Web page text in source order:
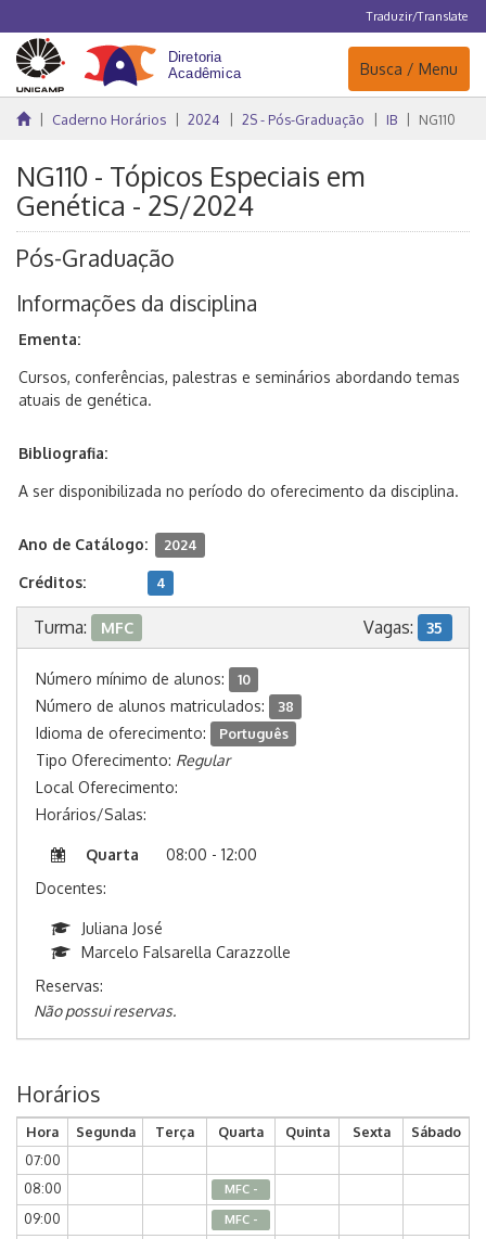
Traduzir/Translate
Navegação
Busca / Menu
Caderno Horários 2024 2S - Pós-Graduação IB NG110
NG110 - Tópicos Especiais em
Genética - 2S/2024
Pós-Graduação
Informações da disciplina
Ementa:
Cursos, conferências, palestras e seminários abordando temas
atuais de genética.
Bibliografia:
A ser disponibilizada no período do oferecimento da disciplina.
Ano de Catálogo: 2024
Créditos: 4
Turma: MFC Vagas: 35
Número mínimo de alunos: 10
Número de alunos matriculados: 38
Idioma de oferecimento: Português
Tipo Oferecimento: Regular
Local Oferecimento:
Horários/Salas:
Quarta
08:00 - 12:00
Docentes:
Juliana José
Marcelo Falsarella Carazzolle
Reservas:
Não possui reservas.
Horários
Hora Segunda Terça Quarta Quinta Sexta
Sábado
07:00
08:00
MFC -
09:00 MFC -